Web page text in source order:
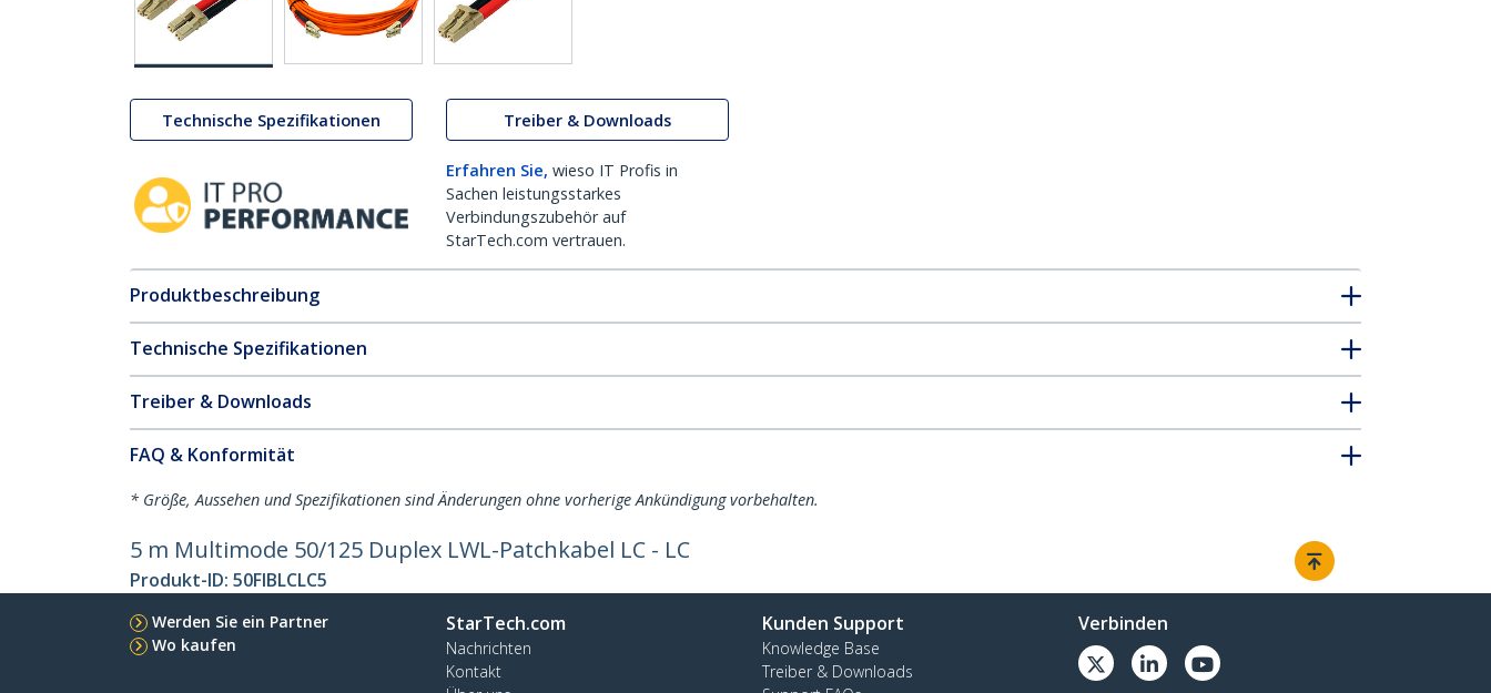
Technische Spezifikationen Treiber & Downloads
Erfahren Sie, wieso IT Profis in
Sachen leistungsstarkes
Verbindungszubehör auf
StarTech.com vertrauen.
Produktbeschreibung
Technische Spezifikationen
Treiber & Downloads
FAQ & Konformität
* Größe, Aussehen und Spezifikationen sind Änderungen ohne vorherige Ankündigung vorbehalten.
5 m Multimode 50/125 Duplex LWL-Patchkabel LC - LC
Produkt-ID: 50FIBLCLC5
Werden Sie ein Partner
Wo kaufen
StarTech.com
Nachrichten
Kontakt
Kunden Support
Knowledge Base
Treiber & Downloads
Verbinden